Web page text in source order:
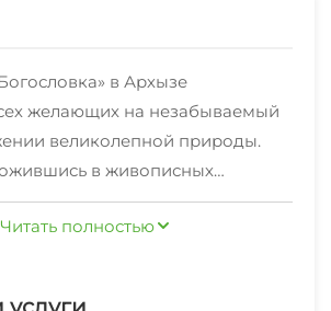
в Архызе
желающих на незабываемый
великолепной природы.
в живописных
Архыз, она бережно
от городской суеты и
и покой своим
Читать полностью